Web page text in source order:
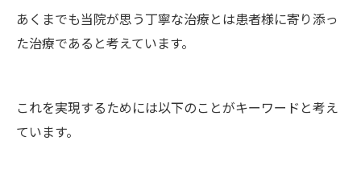
あくまでも当院が思う丁寧な治療とは患者様に寄り添っ
た治療であると考えています。
これを実現するためには以下のことがキーワードと考え
ています。